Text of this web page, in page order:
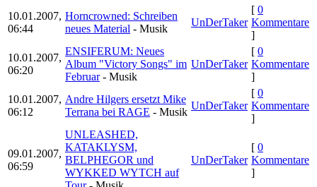
10.01.2007,
06:44
Horncrowned: Schreiben
neues Material - Musik
UnDerTaker
[ 0
Kommentare
]
10.01.2007,
06:20
ENSIFERUM: Neues
Album "Victory Songs" im
Februar- Musik
UnDerTaker
[ 0
Kommentare
]
10.01.2007,
06:12
Andre Hilgers ersetzt Mike
Terrana bei RAGE - Musik
UnDerTaker
[ 0
Kommentare
]
09.01.2007,
06:59
UNLEASHED,
KATAKLYSM,
BELPHEGOR und
WYKKED WYTCH auf
UnDerTaker
[ 0
Kommentare
]